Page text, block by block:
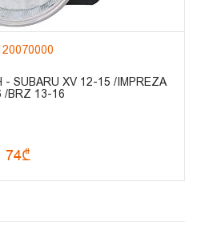
SUBARU XV 12-15 /IMPREZA
/BRZ 13-16
74₾